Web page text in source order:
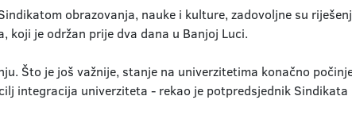
obrazovanja, nauke i kulture, zadovoljne su
je održan prije dva dana u Banjoj Luci.
Što je još važnije, stanje na univerzitetima konačno
integracija univerziteta - rekao je potpredsjednik Sindikata